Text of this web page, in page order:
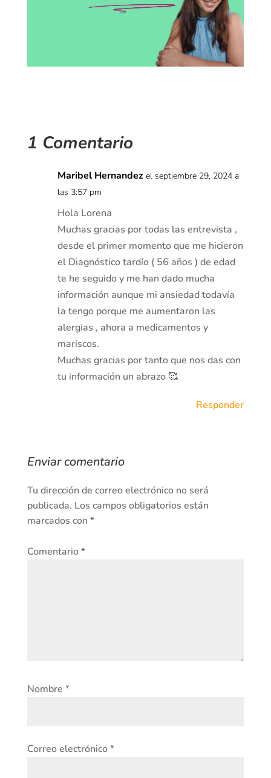
1 Comentario
Maribel Hernandez el septiembre 29, 2024 a
las 3:57 pm
Hola Lorena
Muchas gracias por todas las entrevista ,
desde el primer momento que me hicieron
el Diagnóstico tardío ( 56 años ) de edad
te he seguido y me han dado mucha
información aunque mi ansiedad todavía
la tengo porque me aumentaron las
alergias , ahora a medicamentos y
mariscos.
Muchas gracias por tanto que nos das con
tu información un abrazo 🥰
Responder
Enviar comentario
Tu dirección de correo electrónico no será
publicada. Los campos obligatorios están
marcados con *
Comentario*
Nombre *
Correo electrónico*